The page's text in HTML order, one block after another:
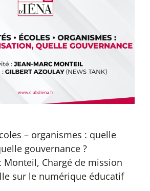
– organismes : quelle
gouvernance ?
Monteil, Chargé de mission
sur le numérique éducatif